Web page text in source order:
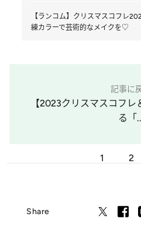
【ランコム】クリスマスコフレ
練カラーで芸術的なメイクを♡
記事に
【2023クリスマスコフ
る「
1 2
Share